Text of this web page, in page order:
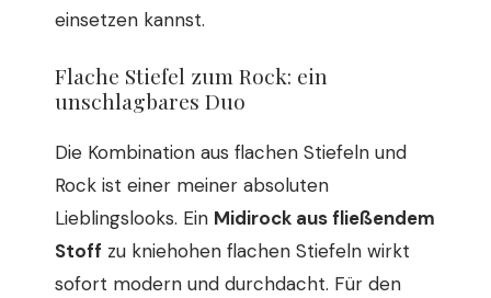
einsetzen kannst.
Flache Stiefel zum Rock: ein
unschlagbares Duo
Die Kombination aus flachen Stiefeln und
Rock ist einer meiner absoluten
Lieblingslooks. Ein Midirock aus fließendem
Stoff zu kniehohen flachen Stiefeln wirkt
sofort modern und durchdacht. Für den